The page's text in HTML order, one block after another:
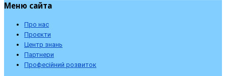
Меню сайта
Про нас
Проєкти
Центр знань
Партнери
Професійний розвиток